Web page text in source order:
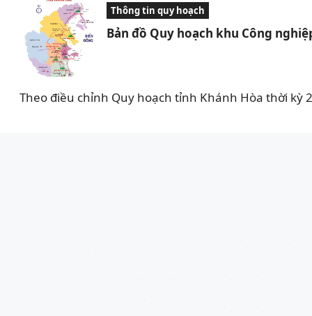
Thông tin quy hoạch
Bản đồ Quy hoạch khu Công
Theo điều chỉnh Quy hoạch tỉnh Khánh Hòa thời